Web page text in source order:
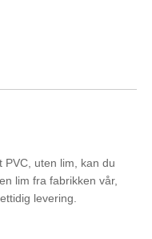
PVC, uten lim, kan du
lim fra fabrikken vår,
levering.